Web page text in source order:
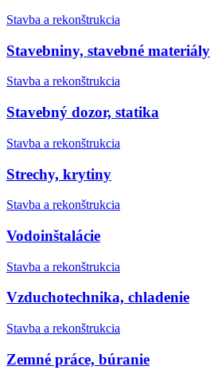
Stavba a rekonštrukcia
Stavebniny, stavebné materiály
Stavba a rekonštrukcia
Stavebný dozor, statika
Stavba a rekonštrukcia
Strechy, krytiny
Stavba a rekonštrukcia
Vodoinštalácie
Stavba a rekonštrukcia
Vzduchotechnika, chladenie
Stavba a rekonštrukcia
Zemné práce, búranie